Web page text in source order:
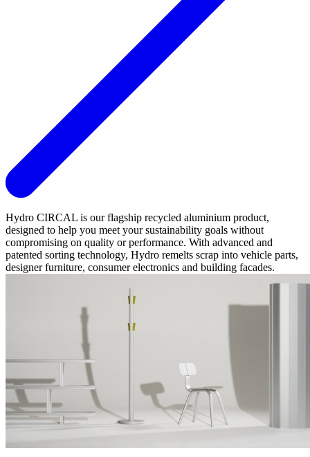
Hydro CIRCAL is our flagship recycled aluminium product,
designed to help you meet your sustainability goals without
compromising on quality or performance. With advanced and
patented sorting technology, Hydro remelts scrap into vehicle parts,
designer furniture, consumer electronics and building facades.